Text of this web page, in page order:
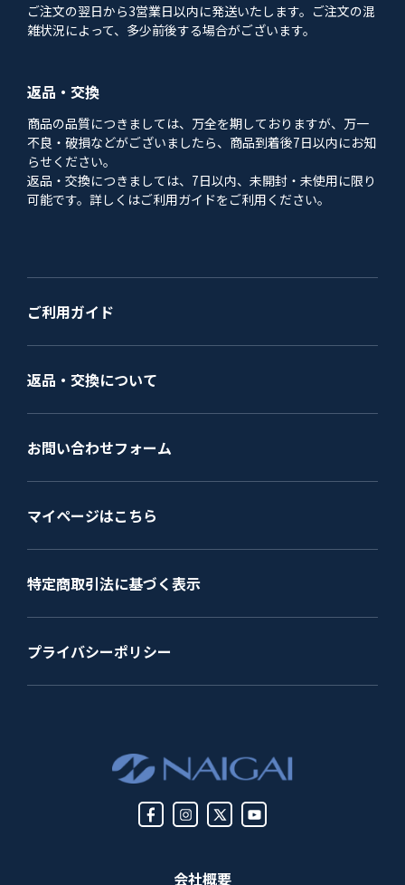
会社概要
ご注文の翌日から3営業日以内に発送いたします。ご注文の混
雑状況によって、多少前後する場合がございます。
返品・交換
商品の品質につきましては、万全を期しておりますが、万一
不良・破損などがございましたら、商品到着後7日以内にお知
らせください。
返品・交換につきましては、7日以内、未開封・未使用に限り
可能です。詳しくはご利用ガイドをご利用ください。
ご利用ガイド
返品・交換について
お問い合わせフォーム
マイページはこちら
特定商取引法に基づく表示
プライバシーポリシー